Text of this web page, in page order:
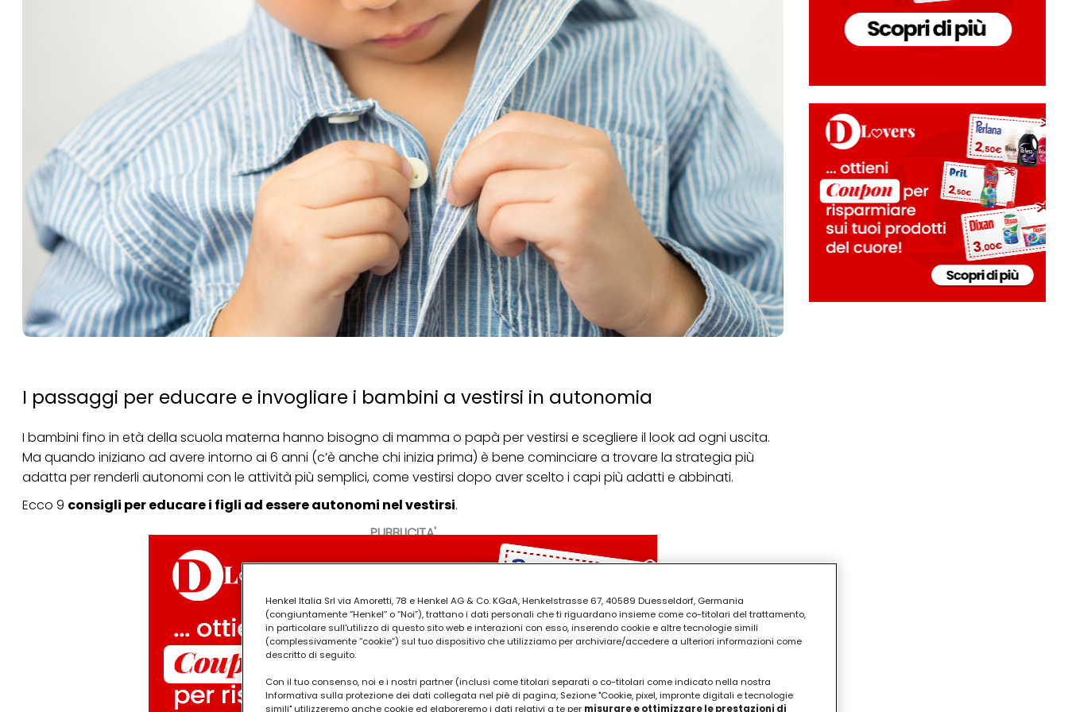
I passaggi per educare e invogliare i bambini a vestirsi in autonomia
PUBBLICITA'
I bambini fino in età della scuola materna hanno bisogno di mamma o papà per vestirsi e scegliere il look ad ogni uscita.
Ma quando iniziano ad avere intorno ai 6 anni (c’è anche chi inizia prima) è bene cominciare a trovare la strategia più
adatta per renderli autonomi con le attività più semplici, come vestirsi dopo aver scelto i capi più adatti e abbinati.
Ecco 9 consigli per educare i figli ad essere autonomi nel vestirsi.
Henkel Italia Srl via Amoretti, 78 e Henkel AG & Co. KGaA, Henkelstrasse 67, 40589 Duesseldorf, Germania
(congiuntamente “Henkel” o “Noi”), trattano i dati personali che ti riguardano insieme come co-titolari del trattamento,
in particolare sull'utilizzo di questo sito web e interazioni con esso, inserendo cookie e altre tecnologie simili
(complessivamente “cookie”) sul tuo dispositivo che utilizziamo per archiviare/accedere a ulteriori informazioni come
descritto di seguito.
Con il tuo consenso, noi e i nostri partner (inclusi come titolari separati o co-titolari come indicato nella nostra
Informativa sulla protezione dei dati collegata nel piè di pagina, Sezione "Cookie, pixel, impronte digitali e tecnologie
simili" utilizzeremo anche cookie ed elaboreremo i dati relativi a te per misurare e ottimizzare le prestazioni di